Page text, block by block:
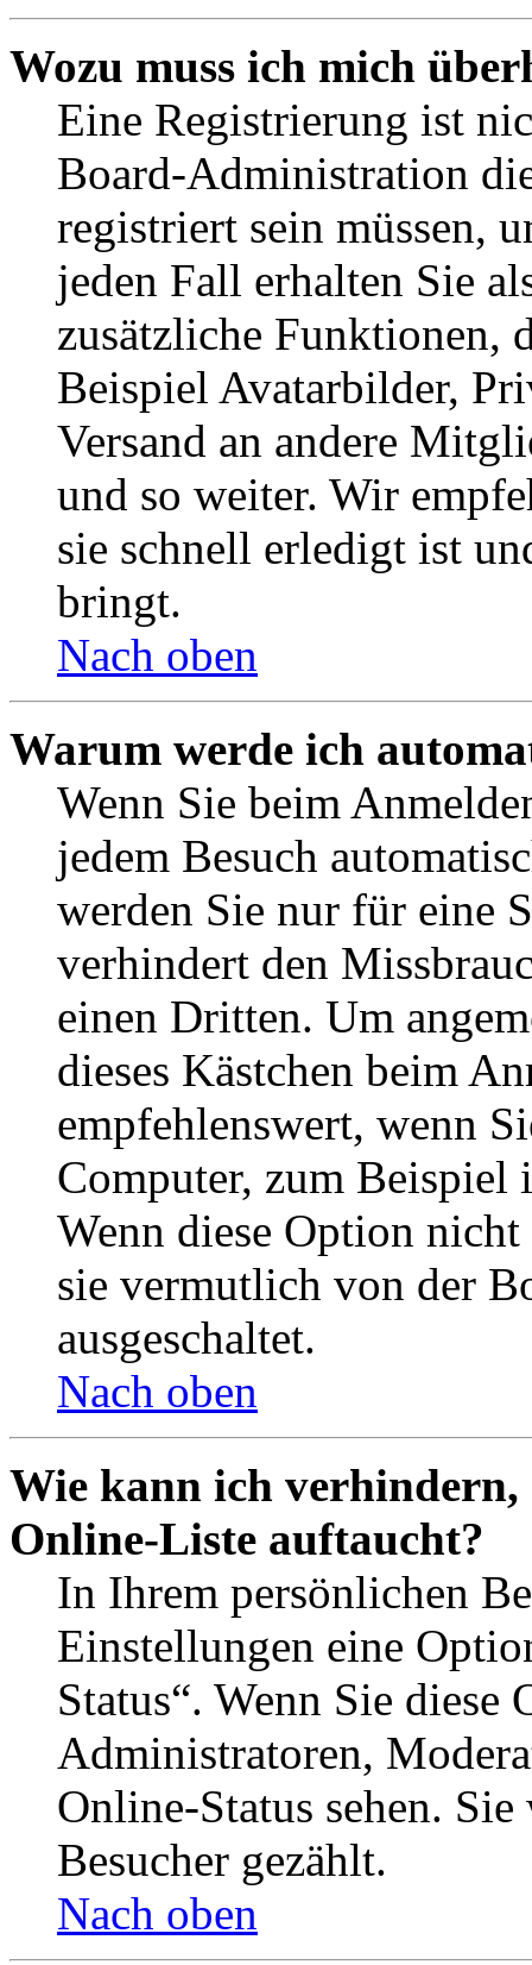
Wozu muss ich mich
Eine Registrierung ist
Board-Administration
registriert sein müssen,
jeden Fall erhalten Sie
zusätzliche Funktionen,
Beispiel Avatarbilder,
Versand an andere
und so weiter. Wir
sie schnell erledigt ist
bringt.
Nach oben
Warum werde ich
Wenn Sie beim
jedem Besuch
werden Sie nur für eine
verhindert den
einen Dritten. Um
dieses Kästchen beim
empfehlenswert, wenn
Computer, zum Beispiel
Wenn diese Option
sie vermutlich von der
ausgeschaltet.
Nach oben
Wie kann ich verhindern,
Online-Liste auftaucht?
In Ihrem persönlichen
Einstellungen eine
Status“. Wenn Sie
Administratoren,
Online-Status sehen.
Besucher gezählt.
Nach oben